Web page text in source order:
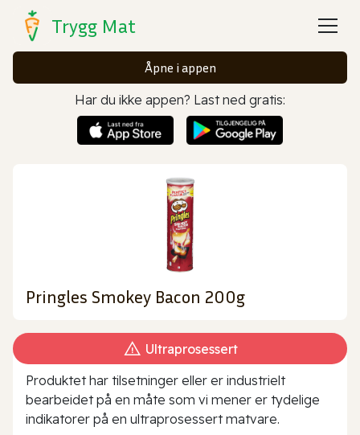
Trygg Mat
Åpne i appen
Har du ikke appen? Last ned gratis:
Pringles Smokey Bacon 200g
Ultraprosessert
Produktet har tilsetninger eller er industrielt
bearbeidet på en måte som vi mener er tydelige
indikatorer på en ultraprosessert matvare.